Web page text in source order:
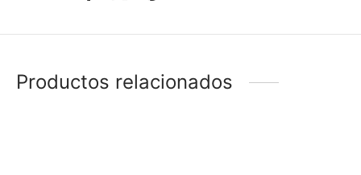
Productos relacionados